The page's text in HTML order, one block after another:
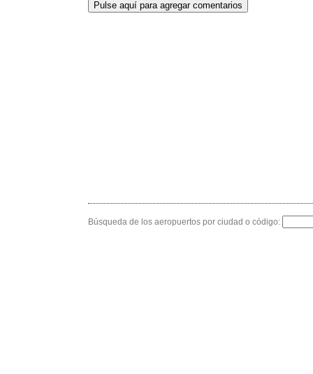
Búsqueda de los aeropuertos por ciudad o código: